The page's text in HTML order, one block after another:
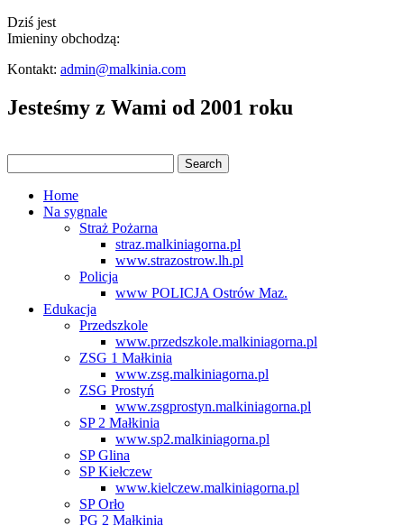
Dziś jest
Imieniny obchodzą:
Kontakt: admin@malkinia.com
Jesteśmy z Wami od 2001 roku
Home
Na sygnale
Straż Pożarna
straz.malkiniagorna.pl
www.strazostrow.lh.pl
Policja
www POLICJA Ostrów Maz.
Edukacja
Przedszkole
www.przedszkole.malkiniagorna.pl
ZSG 1 Małkinia
www.zsg.malkiniagorna.pl
ZSG Prostyń
www.zsgprostyn.malkiniagorna.pl
SP 2 Małkinia
www.sp2.malkiniagorna.pl
SP Glina
SP Kiełczew
www.kielczew.malkiniagorna.pl
SP Orło
PG 2 Małkinia